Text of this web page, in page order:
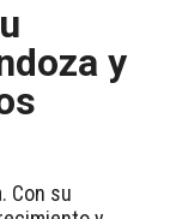
y
Con su